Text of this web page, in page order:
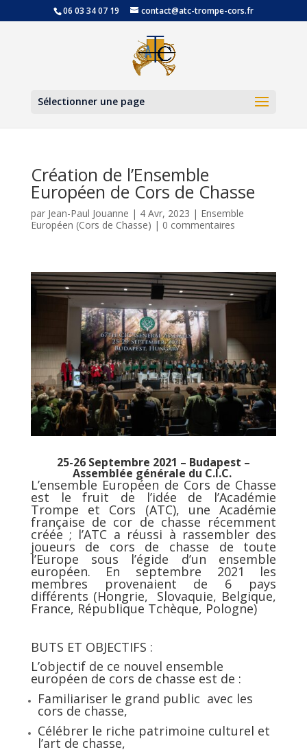
06 03 34 07 19 contact@atc-trompe-cors.fr
Sélectionner une page
Création de l’Ensemble
Européen de Cors de Chasse
par Jean-Paul Jouanne | 4 Avr, 2023 | Ensemble
Européen (Cors de Chasse) | 0 commentaires
25-26 Septembre 2021 – Budapest –
Assemblée générale du C.I.C.
L’ensemble Européen de Cors de Chasse
est le fruit de l’idée de l’Académie
Trompe et Cors (ATC), une Académie
française de cor de chasse récemment
créée ; l’ATC a réussi à rassembler des
joueurs de cors de chasse de toute
l’Europe sous l’égide d’un ensemble
européen. En septembre 2021 les
membres provenaient de 6 pays
différents (Hongrie, Slovaquie, Belgique,
France, République Tchèque, Pologne)
BUTS ET OBJECTIFS :
L’objectif de ce nouvel ensemble
européen de cors de chasse est de :
Familiariser le grand public avec les
cors de chasse,
Célébrer le riche patrimoine culturel et
l’art de chasse,